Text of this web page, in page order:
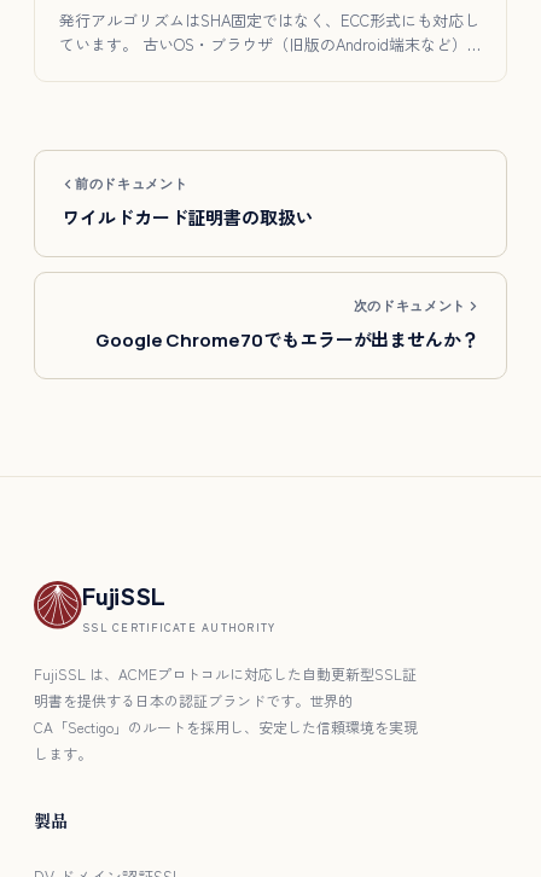
発行アルゴリズムはSHA固定ではなく、ECC形式にも対応し
ています。 古いOS・ブラウザ（旧版のAndroid端末など）…
前のドキュメント
ワイルドカード証明書の取扱い
次のドキュメント
Google Chrome70でもエラーが出ませんか？
FujiSSL
SSL CERTIFICATE AUTHORITY
FujiSSL は、ACMEプロトコルに対応した自動更新型SSL証
明書を提供する日本の認証ブランドです。世界的
CA「Sectigo」のルートを採用し、安定した信頼環境を実現
します。
製品